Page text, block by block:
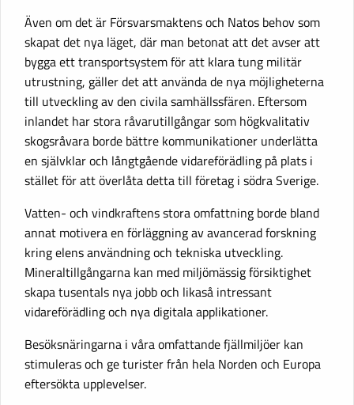
Även om det är Försvarsmaktens och Natos behov som
skapat det nya läget, där man betonat att det avser att
bygga ett transportsystem för att klara tung militär
utrustning, gäller det att använda de nya möjligheterna
till utveckling av den civila samhällssfären. Eftersom
inlandet har stora råvarutillgångar som högkvalitativ
skogsråvara borde bättre kommunikationer underlätta
en självklar och långtgående vidareförädling på plats i
stället för att överlåta detta till företag i södra Sverige.
Vatten- och vindkraftens stora omfattning borde bland
annat motivera en förläggning av avancerad forskning
kring elens användning och tekniska utveckling.
Mineraltillgångarna kan med miljömässig försiktighet
skapa tusentals nya jobb och likaså intressant
vidareförädling och nya digitala applikationer.
Besöksnäringarna i våra omfattande fjällmiljöer kan
stimuleras och ge turister från hela Norden och Europa
eftersökta upplevelser.